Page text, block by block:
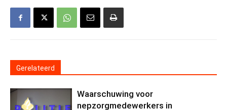
Gerelateerd
Waarschuwing voor
nepzorgmedewerkers in